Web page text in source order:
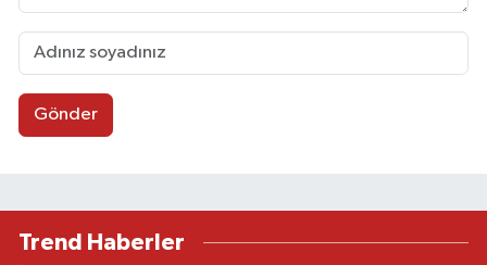
Gönder
Trend Haberler